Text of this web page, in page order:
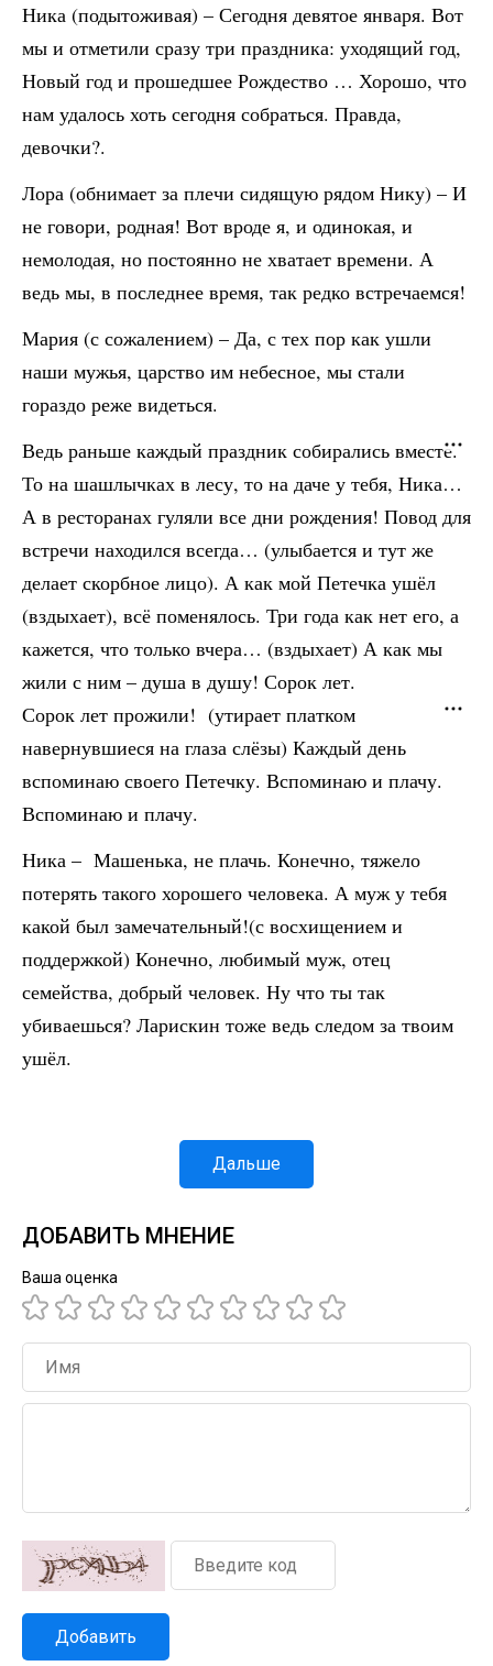
Ника (подытоживая) – Сегодня девятое января. Вот
мы и отметили сразу три праздника: уходящий год,
Новый год и прошедшее Рождество … Хорошо, что
нам удалось хоть сегодня собраться. Правда,
девочки?.
Лора (обнимает за плечи сидящую рядом Нику) – И
не говори, родная! Вот вроде я, и одинокая, и
немолодая, но постоянно не хватает времени. А
ведь мы, в последнее время, так редко встречаемся!
Мария (с сожалением) – Да, с тех пор как ушли
наши мужья, царство им небесное, мы стали
гораздо реже видеться.
Ведь раньше каждый праздник собирались вместе.
То на шашлычках в лесу, то на даче у тебя, Ника…
А в ресторанах гуляли все дни рождения! Повод для
встречи находился всегда… (улыбается и тут же
делает скорбное лицо). А как мой Петечка ушёл
(вздыхает), всё поменялось. Три года как нет его, а
кажется, что только вчера… (вздыхает) А как мы
жили с ним – душа в душу! Сорок лет.
Сорок лет прожили! (утирает платком
навернувшиеся на глаза слёзы) Каждый день
вспоминаю своего Петечку. Вспоминаю и плачу.
Вспоминаю и плачу.
Ника – Машенька, не плачь. Конечно, тяжело
потерять такого хорошего человека. А муж у тебя
какой был замечательный!(с восхищением и
поддержкой) Конечно, любимый муж, отец
семейства, добрый человек. Ну что ты так
убиваешься? Ларискин тоже ведь следом за твоим
ушёл.
Дальше
ДОБАВИТЬ МНЕНИЕ
Ваша оценка
Добавить